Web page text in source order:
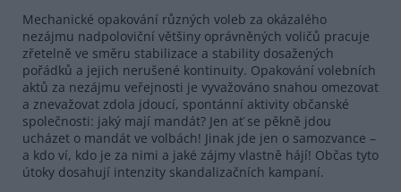
Mechanické opakování různých voleb za okázalého
nezájmu nadpoloviční většiny oprávněných voličů pracuje
zřetelně ve směru stabilizace a stability dosažených
pořádků a jejich nerušené kontinuity. Opakování volebních
aktů za nezájmu veřejnosti je vyvažováno snahou omezovat
a znevažovat zdola jdoucí, spontánní aktivity občanské
společnosti: jaký mají mandát? Jen ať se pěkně jdou
ucházet o mandát ve volbách! Jinak jde jen o samozvance –
a kdo ví, kdo je za nimi a jaké zájmy vlastně hájí! Občas tyto
útoky dosahují intenzity skandalizačních kampaní.